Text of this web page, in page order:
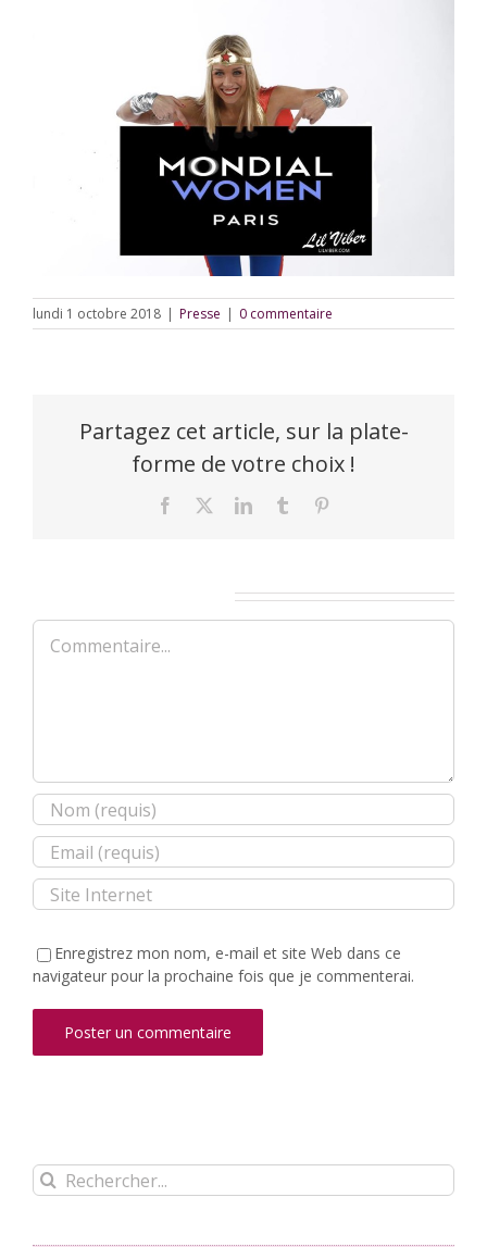
lundi 1 octobre 2018 | Presse | 0 commentaire
Partagez cet article, sur la plate-
forme de votre choix !
Facebook LinkedInTumblr
Commentaire
Enregistrez mon nom, e-mail et site Web dans ce
navigateur pour la prochaine fois que je commenterai.
Rechercher: